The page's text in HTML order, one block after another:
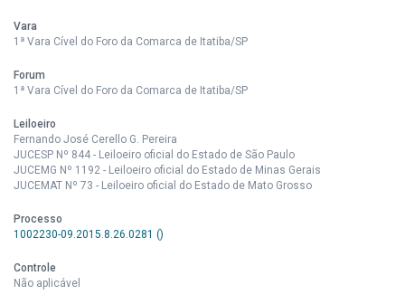
Vara
1ª Vara Cível do Foro da Comarca de Itatiba/SP
Forum
1ª Vara Cível do Foro da Comarca de Itatiba/SP
Leiloeiro
Fernando José Cerello G. Pereira
JUCESP Nº 844 - Leiloeiro oficial do Estado de São Paulo
JUCEMG Nº 1192 - Leiloeiro oficial do Estado de Minas Gerais
JUCEMAT Nº 73 - Leiloeiro oficial do Estado de Mato Grosso
Processo
1002230-09.2015.8.26.0281 ()
Controle
Não aplicável